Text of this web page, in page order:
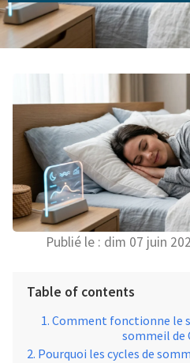
Publié le : dim 07 juin
Table of contents
Comment fonctionne le
sommeil de
Pourquoi les cycles de